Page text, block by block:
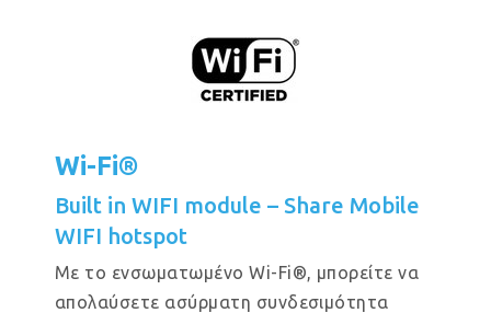
Wi-Fi®
Built in WIFI module – Share Mobile
WIFI hotspot
Με το ενσωματωμένο Wi-Fi®, μπορείτε να
απολαύσετε ασύρματη συνδεσιμότητα